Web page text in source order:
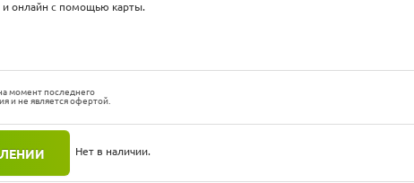
онлайн с помощью карты.
момент последнего
и не является офертой.
Нет в наличии.